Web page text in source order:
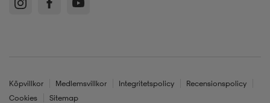
Köpvillkor Medlemsvillkor Integritetspolicy
Recensionspolicy
Cookies
Sitemap